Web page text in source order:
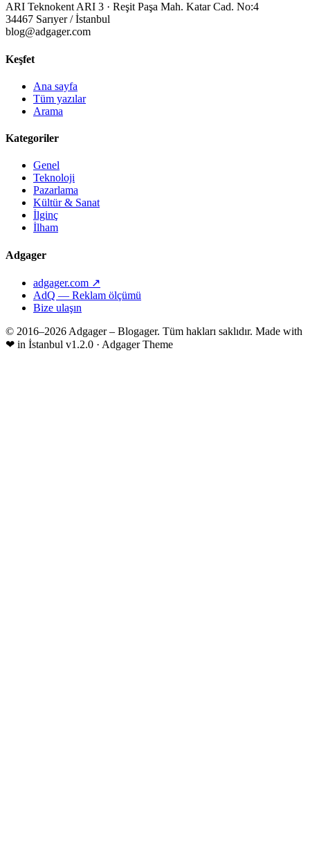
ARI Teknokent ARI 3 · Reşit Paşa Mah. Katar Cad. No:4
34467 Sarıyer / İstanbul
blog@adgager.com
Keşfet
Ana sayfa
Tüm yazılar
Arama
Kategoriler
Genel
Teknoloji
Pazarlama
Kültür & Sanat
İlginç
İlham
Adgager
adgager.com ↗
AdQ — Reklam ölçümü
Bize ulaşın
© 2016–2026 Adgager – Blogager. Tüm hakları saklıdır. Made with
❤ in İstanbul v1.2.0 · Adgager Theme